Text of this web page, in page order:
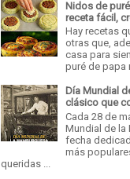
Nidos de
receta fácil,
Hay recetas
otras que,
casa para
puré de papa
Día Mundial
clásico que
Cada 28 de
Mundial de la
fecha
más
queridas ...